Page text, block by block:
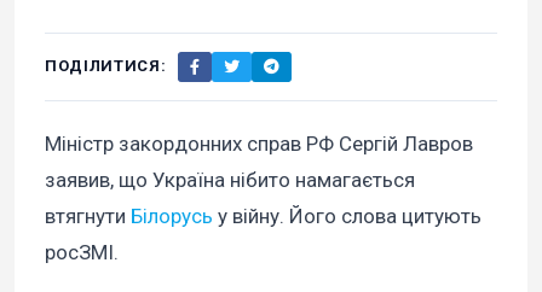
ПОДІЛИТИСЯ:
Міністр закордонних справ РФ Сергій Лавров
заявив, що Україна нібито намагається
втягнути Білорусь у війну. Його слова цитують
росЗМІ.